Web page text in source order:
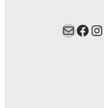
Mail Facebook Instagram